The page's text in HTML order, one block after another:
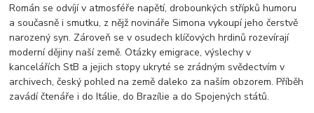
Román se odvíjí v atmosféře napětí, drobounkých střípků humoru
a současně i smutku, z nějž novináře Simona vykoupí jeho čerstvě
narozený syn. Zároveň se v osudech klíčových hrdinů rozevírají
moderní dějiny naší země. Otázky emigrace, výslechy v
kancelářích StB a jejich stopy ukryté se zrádným svědectvím v
archivech, český pohled na země daleko za naším obzorem. Příběh
zavádí čtenáře i do Itálie, do Brazílie a do Spojených států.